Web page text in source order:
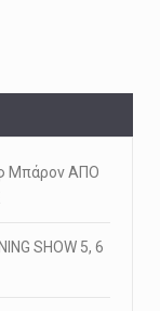
Μπάρον ΑΠΟ
SHOW 5, 6